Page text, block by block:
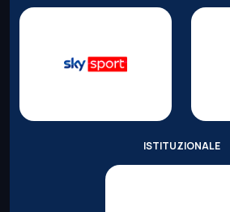
ISTITUZIONALE